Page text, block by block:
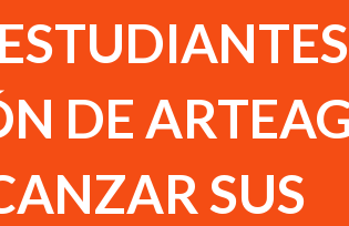
DE
SUS